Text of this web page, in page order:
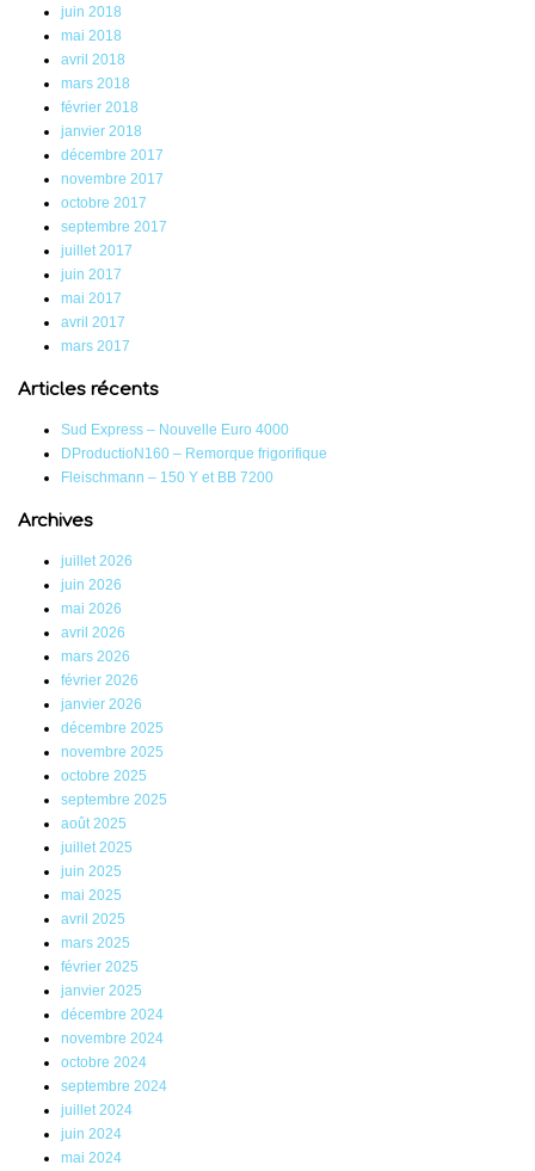
juin 2018
mai 2018
avril 2018
mars 2018
février 2018
janvier 2018
décembre 2017
novembre 2017
octobre 2017
septembre 2017
juillet 2017
juin 2017
mai 2017
avril 2017
mars 2017
Articles récents
Sud Express – Nouvelle Euro 4000
DProductioN160 – Remorque frigorifique
Fleischmann – 150 Y et BB 7200
Archives
juillet 2026
juin 2026
mai 2026
avril 2026
mars 2026
février 2026
janvier 2026
décembre 2025
novembre 2025
octobre 2025
septembre 2025
août 2025
juillet 2025
juin 2025
mai 2025
avril 2025
mars 2025
février 2025
janvier 2025
décembre 2024
novembre 2024
octobre 2024
septembre 2024
juillet 2024
juin 2024
mai 2024